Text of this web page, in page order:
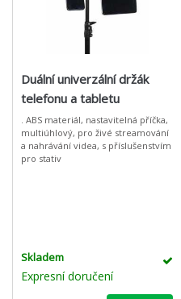
Duální univerzální držák
telefonu a tabletu
. ABS materiál, nastavitelná příčka,
multiúhlový, pro živé streamování
a nahrávání videa, s příslušenstvím
pro stativ
Skladem
Expresní doručení